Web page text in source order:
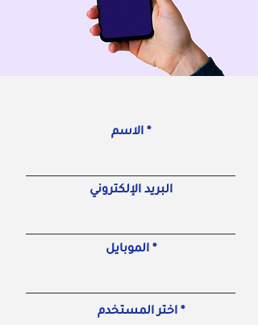
الاسم
البريد الإلكتروني
الموبايل
*